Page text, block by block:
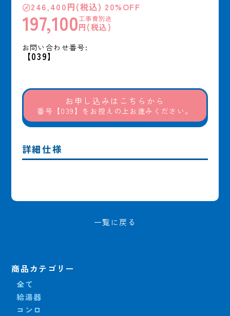
商品カテゴリー
全て
給湯器
コンロ
㋱246,400円(税込) 20%OFF
197,100工事費別途
円(税込)
お問い合わせ番号:
【039】
お申し込みはこちらから
番号【039】をお控えの上お進みください。
詳細仕様
一覧に戻る